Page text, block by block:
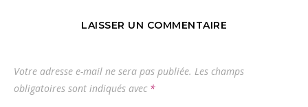
LAISSER UN COMMENTAIRE
Votre adresse e-mail ne sera pas publiée. Les champs
obligatoires sont indiqués avec *